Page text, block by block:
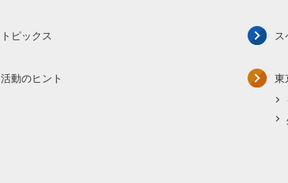
トピックス
活動のヒント
東